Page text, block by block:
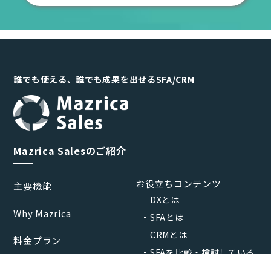
誰でも使える、誰でも成果を出せるSFA/CRM
Mazrica Salesのご紹介
主要機能
Why Mazrica
料金プラン
お役立ちコンテンツ
DXとは
SFAとは
CRMとは